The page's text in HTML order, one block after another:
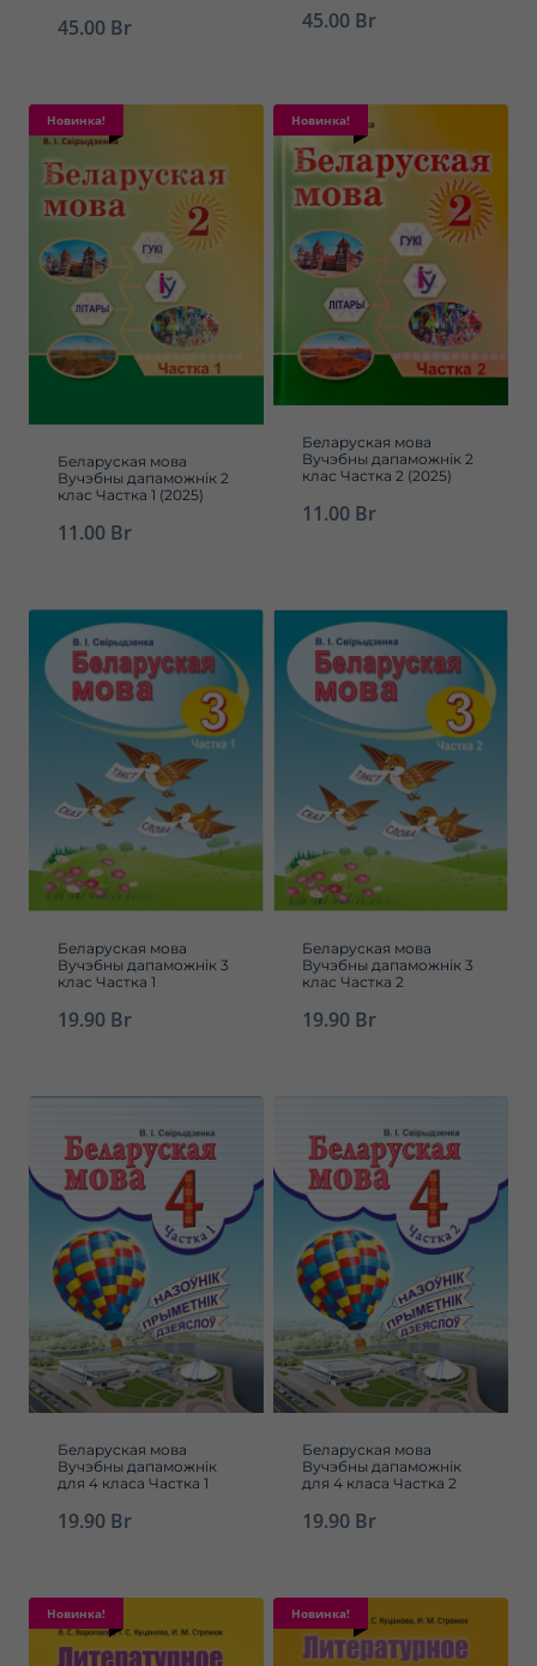
45.00 Br 45.00 Br
Новинка!
Беларуская мова
Вучэбны дапаможнік 2
клас Частка 1 (2025)
11.00 Br
Новинка!
Беларуская мова
Вучэбны дапаможнік 2
клас Частка 2 (2025)
11.00 Br
Беларуская мова
Вучэбны дапаможнік 3
клас Частка 1
19.90 Br
Беларуская мова
Вучэбны дапаможнік 3
клас Частка 2
19.90 Br
Беларуская мова
Вучэбны дапаможнік
для 4 класа Частка 1
19.90 Br
Беларуская мова
Вучэбны дапаможнік
для 4 класа Частка 2
19.90 Br
Новинка! Новинка!